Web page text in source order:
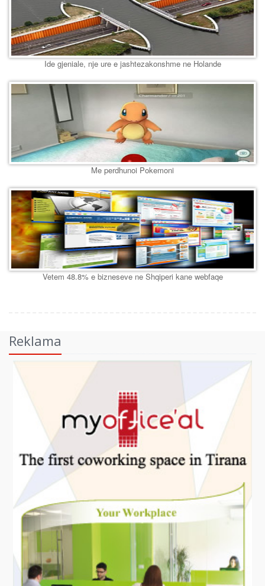
Ide gjeniale, nje ure e jashtezakonshme ne Holande
Me perdhunoi Pokemoni
Vetem 48.8% e bizneseve ne Shqiperi kane webfaqe
Reklama